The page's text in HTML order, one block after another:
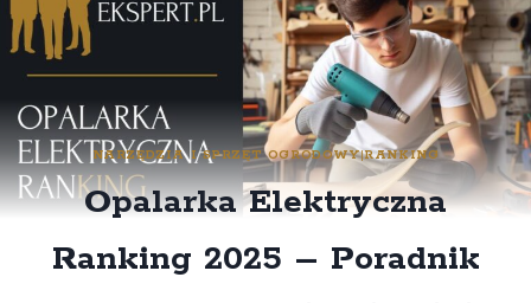
NARZĘDZIA I SPRZĘT OGRODOWY|RANKING
Opalarka Elektryczna
Ranking 2025 – Poradnik